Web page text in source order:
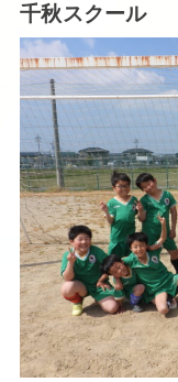
千秋スクール